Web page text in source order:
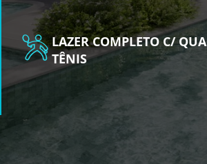
LAZER COMPLETO C/
TÊNIS